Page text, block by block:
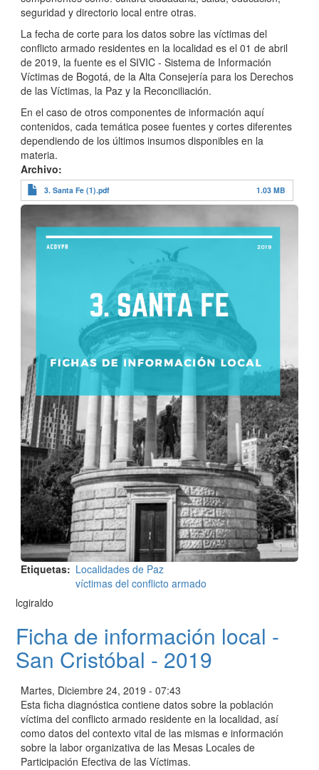
seguridad y directorio local entre otras.
La fecha de corte para los datos sobre las víctimas del
conflicto armado residentes en la localidad es el 01 de abril
de 2019, la fuente es el SIVIC - Sistema de Información
Víctimas de Bogotá, de la Alta Consejería para los Derechos
de las Víctimas, la Paz y la Reconciliación.
En el caso de otros componentes de información aquí
contenidos, cada temática posee fuentes y cortes diferentes
dependiendo de los últimos insumos disponibles en la
materia.
Archivo
3. Santa Fe (1).pdf 1.03 MB
Etiquetas
Localidades de Paz
víctimas del conflicto armado
lcgiraldo
Ficha de información local -
San Cristóbal - 2019
Martes, Diciembre 24, 2019 - 07:43
Esta ficha diagnóstica contiene datos sobre la población
víctima del conflicto armado residente en la localidad, así
como datos del contexto vital de las mismas e información
sobre la labor organizativa de las Mesas Locales de
Participación Efectiva de las Víctimas.